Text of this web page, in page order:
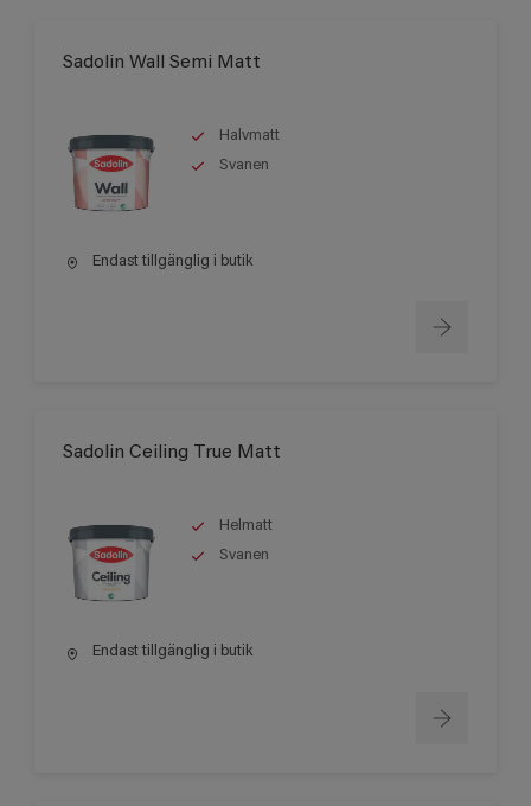
Sadolin Wall Semi Matt
Halvmatt
Svanen
Endast tillgänglig i butik
Sadolin Ceiling True Matt
Helmatt
Svanen
Endast tillgänglig i butik